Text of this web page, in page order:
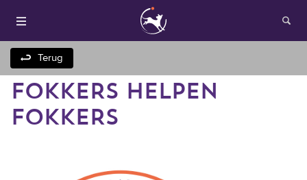
Terug
FOKKERS HELPEN
FOKKERS